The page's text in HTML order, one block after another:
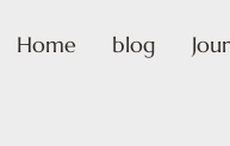
Home blog